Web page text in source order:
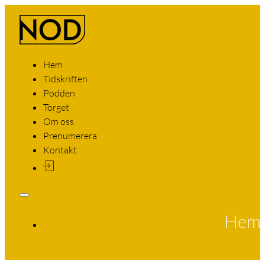
Hem
Tidskriften
Podden
Torget
Om oss
Prenumerera
Kontakt
Hem